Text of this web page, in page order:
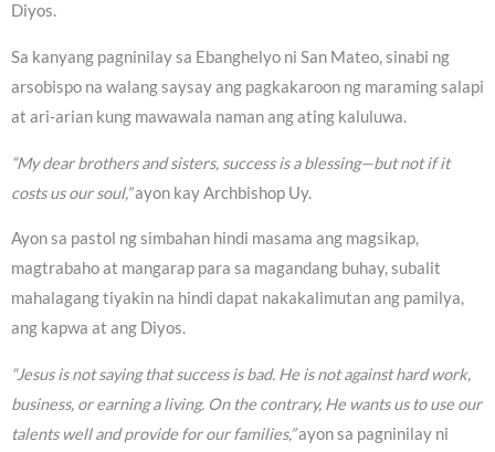
Diyos.
Sa kanyang pagninilay sa Ebanghelyo ni San Mateo, sinabi ng
arsobispo na walang saysay ang pagkakaroon ng maraming salapi
at ari-arian kung mawawala naman ang ating kaluluwa.
“My dear brothers and sisters, success is a blessing—but not if it
costs us our soul,”ayon kay Archbishop Uy.
Ayon sa pastol ng simbahan hindi masama ang magsikap,
magtrabaho at mangarap para sa magandang buhay, subalit
mahalagang tiyakin na hindi dapat nakakalimutan ang pamilya,
ang kapwa at ang Diyos.
“Jesus is not saying that success is bad. He is not against hard work,
business, or earning a living. On the contrary, He wants us to use our
talents well and provide for our families,”ayon sa pagninilay ni